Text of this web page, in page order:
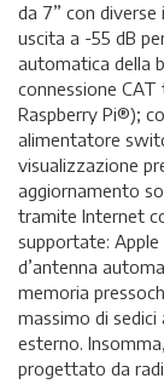
da 7” con diverse
uscita a -55 dB
automatica della
connessione
Raspberry Pi®);
alimentatore
visualizzazione
aggiornamento
tramite Internet
supportate:
d’antenna
memoria
massimo di
esterno.
progettato da